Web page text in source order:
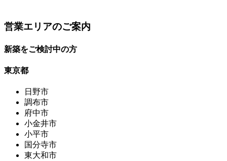
営業エリアのご案内
新築をご検討中の方
東京都
日野市
調布市
府中市
小金井市
小平市
国分寺市
東大和市